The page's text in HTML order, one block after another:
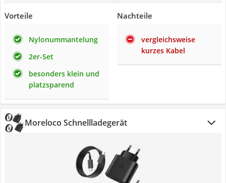
Vorteile
Nylonummantelung
2er-Set
besonders klein und
platzsparend
Nachteile
vergleichsweise
kurzes Kabel
Moreloco Schnellladegerät